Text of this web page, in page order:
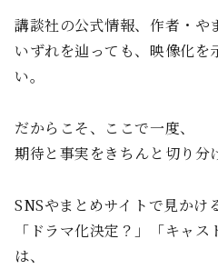
講談社の公式情報、作者・や
いずれを辿っても、映像化を
い。
だからこそ、ここで一度、
期待と事実をきちんと切り分
SNSやまとめサイトで見かけ
「ドラマ化決定？」「キャ
は、